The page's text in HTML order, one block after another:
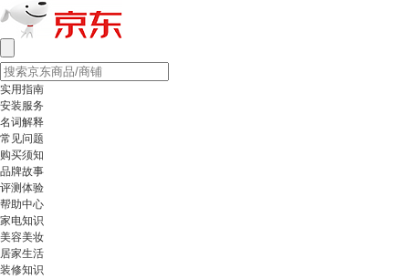
实用指南
安装服务
名词解释
常见问题
购买须知
品牌故事
评测体验
帮助中心
家电知识
美容美妆
居家生活
装修知识